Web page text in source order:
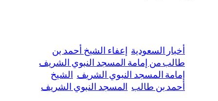
أخبار السعودية إعفاء الشيخ أحمد بن
طالب من إمامة المسجد النبوي الشريف
إمامة المسجد النبوي الشريف الشيخ
أحمد بن طالب المسجد النبوي الشريف